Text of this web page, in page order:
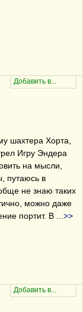
шахтера Хорта,
Игру Эндера
на мысли,
путаюсь в
не знаю таких
можно даже
портит. В
>>